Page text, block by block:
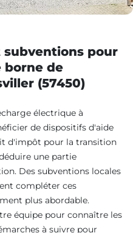
pour
borne de
(57450)
électrique à
de dispositifs d'aide
d'impôt pour la transition
une partie
Des subventions locales
compléter ces
plus abordable.
équipe pour connaître les
à suivre pour